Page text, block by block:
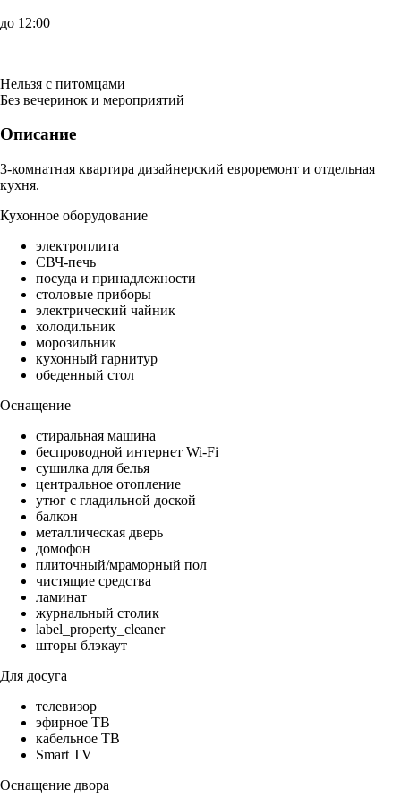
до 12:00
Нельзя с питомцами
Без вечеринок и мероприятий
Описание
3-комнатная квартира дизайнерский евроремонт и отдельная
кухня.
Кухонное оборудование
электроплита
СВЧ-печь
посуда и принадлежности
столовые приборы
электрический чайник
холодильник
морозильник
кухонный гарнитур
обеденный стол
Оснащение
стиральная машина
беспроводной интернет Wi-Fi
сушилка для белья
центральное отопление
утюг с гладильной доской
балкон
металлическая дверь
домофон
плиточный/мраморный пол
чистящие средства
ламинат
журнальный столик
label_property_cleaner
шторы блэкаут
Для досуга
телевизор
эфирное ТВ
кабельное ТВ
Smart TV
Оснащение двора